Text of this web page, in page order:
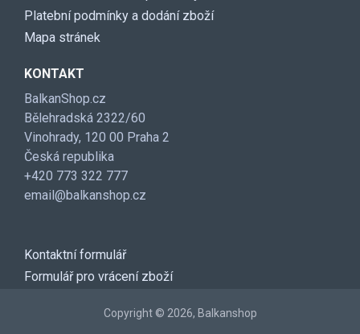
Platební podmínky a dodání zboží
Mapa stránek
KONTAKT
BalkanShop.cz
Bělehradská 2322/60
Vinohrady, 120 00 Praha 2
Česká republika
+420 773 322 777
email@balkanshop.cz
Kontaktní formulář
Formulář pro vrácení zboží
Copyright © 2026, Balkanshop